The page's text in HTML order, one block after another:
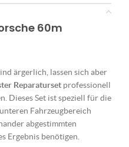
60m
ärgerlich, lassen sich aber
Reparaturset professionell
Dieses Set ist speziell für die
Fahrzeugbereich
abgestimmten
Ergebnis benötigen.